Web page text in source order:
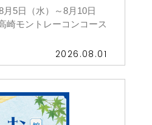
月5日（水）～8月10日
崎モントレーコンコース
2026.08.01